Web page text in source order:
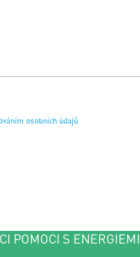
osobních údajů
POMOCI S ENERGIEMI